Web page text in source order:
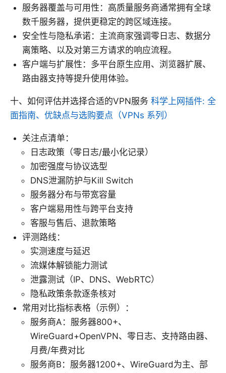
服务器覆盖与可用性：高质量服务商通常拥有全球
数千服务器，提供更稳定的跨区域连接。
安全性与隐私承诺：主流商家强调零日志、数据分
离策略、以及对第三方请求的响应流程。
客户端与扩展性：多平台原生应用、浏览器扩展、
路由器支持等提升使用体验。
十、如何评估并选择合适的VPN服务 科学上网插件: 全
面指南、优缺点与选购要点（VPNs 系列）
关注点清单：
日志政策（零日志/最小化记录）
加密强度与协议选型
DNS泄漏防护与Kill Switch
服务器分布与带宽容量
客户端易用性与跨平台支持
客服与售后、退款策略
评测路线：
实测速度与延迟
流媒体解锁能力测试
泄露测试（IP、DNS、WebRTC）
隐私政策条款逐条核对
常用对比指标表格（示例）：
服务商A：服务器800+、
WireGuard+OpenVPN、零日志、支持路由器、
月费/年费对比
服务商B：服务器1200+、WireGuard为主、部